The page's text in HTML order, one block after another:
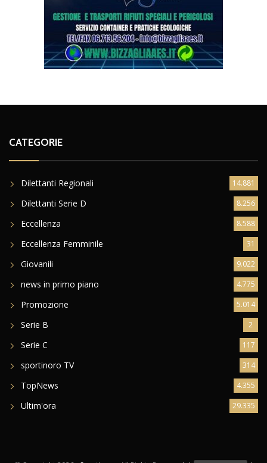
CATEGORIE
Dilettanti Regionali 14.881
Dilettanti Serie D 8.256
Eccellenza 8.588
Eccellenza Femminile 31
Giovanili 9.022
news in primo piano 4.775
Promozione 5.014
Serie B 2
Serie C 117
sportinoro TV 314
TopNews 4.355
Ultim'ora 29.335